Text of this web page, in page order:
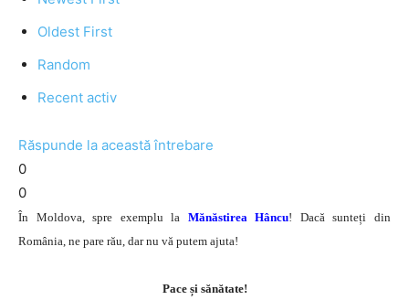
Oldest First
Random
Recent activ
Răspunde la această întrebare
0
0
În Moldova, spre exemplu la Mănăstirea Hâncu! Dacă sunteți din
România, ne pare rău, dar nu vă putem ajuta!
Pace și sănătate!